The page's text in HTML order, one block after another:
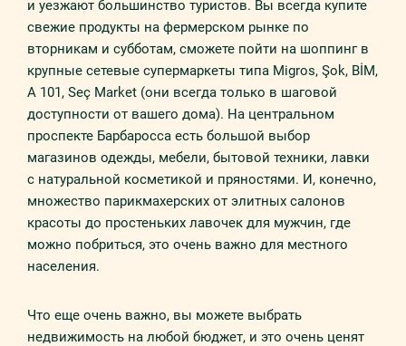
и уезжают большинство туристов. Вы всегда купите
свежие продукты на фермерском рынке по
вторникам и субботам, сможете пойти на шоппинг в
крупные сетевые супермаркеты типа Migros, Şok, BİM,
A 101, Seç Market (они всегда только в шаговой
доступности от вашего дома). На центральном
проспекте Барбаросса есть большой выбор
магазинов одежды, мебели, бытовой техники, лавки
с натуральной косметикой и пряностями. И, конечно,
множество парикмахерских от элитных салонов
красоты до простеньких лавочек для мужчин, где
можно побриться, это очень важно для местного
населения.
Что еще очень важно, вы можете выбрать
недвижимость на любой бюджет, и это очень ценят